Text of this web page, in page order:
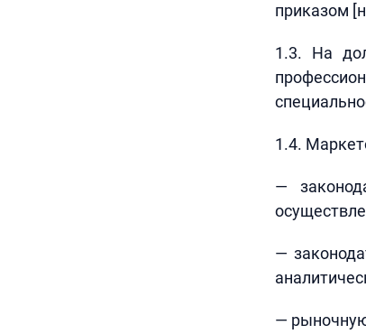
приказом
1.3. На
1.4.
—
—
—